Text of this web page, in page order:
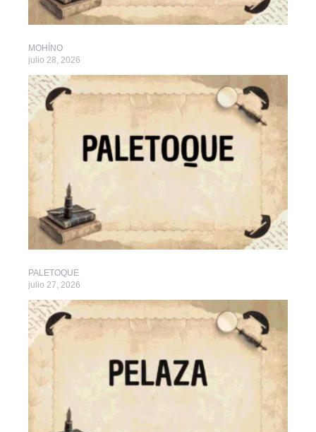
MOHÍNO
julio 28, 2026
PALETOQUE
julio 27, 2026